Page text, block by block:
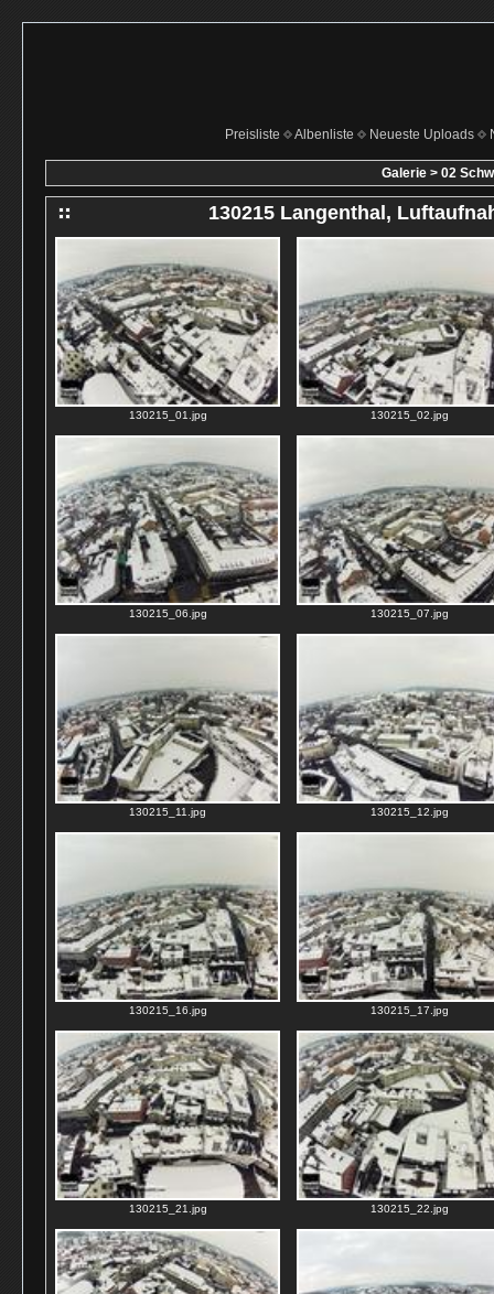
Preisliste Albenliste Neueste Uploads
Galerie > 02
130215 Langenthal,
130215_01.jpg 130215_02.jpg
130215_06.jpg 130215_07.jpg
130215_11.jpg 130215_12.jpg
130215_16.jpg 130215_17.jpg
130215_21.jpg 130215_22.jpg